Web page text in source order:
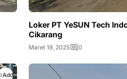
Loker PT YeSUN Tech
Cikarang
Maret 19, 2025 0
Add